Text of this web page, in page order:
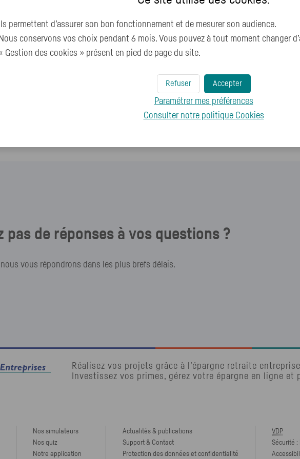
Ces contenus pourraient également
Pourquoi dois-je envoyer un justificatif d'identité
Comment télétransmettre mes pièces
pas de réponses à vos questions ?
vous répondrons dans les plus brefs délais.
Réalisez vos projets grâce à l’épargne retraite
Investissez vos primes, gérez votre épargne en ligne et
Nos simulateurs
Nos quiz
Notre application
Actualités & publications
Support & Contact
Protection des données et confidentialité
VDP
Sécurité :
Ils permettent d’assurer son bon fonctionnement et de mesurer son audience.
Nous conservons vos choix pendant 6 mois. Vous pouvez à tout moment changer
Gestion des cookies » présent en pied de page du site.
Accepter
Refuser
Paramétrer mes préférences
Consulter notre politique Cookies